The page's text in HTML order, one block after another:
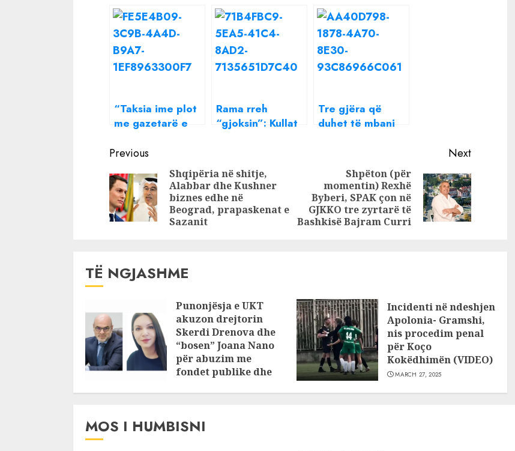
“Taksia ime plot
me gazetarë e
mijë lekë të
Berishën: Ai 2.5
milionë, merrte
dhe ‘bodyguard’
se i bukur shumë
Rama rreh
“gjoksin”: Kullat
turistë
Tre gjëra që
duhet të mbani
Continue
Reading
Previous
Previous
post:
Shqipëria në shitje,
Alabbar dhe Kushner
biznes edhe në
Beograd, prapaskenat e
Sazanit
Next
Next
post:
Shpëton (për
momentin) Rexhë
Byberi, SPAK çon në
GJKKO tre zyrtarë të
Bashkisë Bajram Curri
TË NGJASHME
Punonjësja e UKT
akuzon drejtorin
Skerdi Drenova dhe
“bosen” Joana Nano
për abuzim me
fondet publike dhe
Incidenti në ndeshjen
Apolonia- Gramshi,
nis procedim penal
për Koço
Kokëdhimën (VIDEO)
MARCH 27, 2025
MOS I HUMBISNI